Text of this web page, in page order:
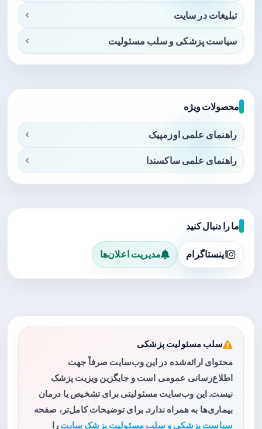
تبلیغات در سایت
سیاست پزشکی و سلب مسئولیت
محصولات ویژه
راهنمای علمی اوزمپیک
راهنمای علمی ساکسندا
ما را دنبال کنید
اینستاگرام مدیریت اعلان‌ها
سلب مسئولیت پزشکی
محتوای ارائه‌شده در این وب‌سایت صرفاً جهت
اطلاع‌رسانی عمومی است و جایگزین ویزیت پزشک
نیست. این وب‌سایت مسئولیتی برای تشخیص یا درمان
بیماری‌ها به همراه ندارد. برای توضیحات کامل‌تر، صفحه
سیاست پزشکی و سلب مسئولیت پزشک سایت را